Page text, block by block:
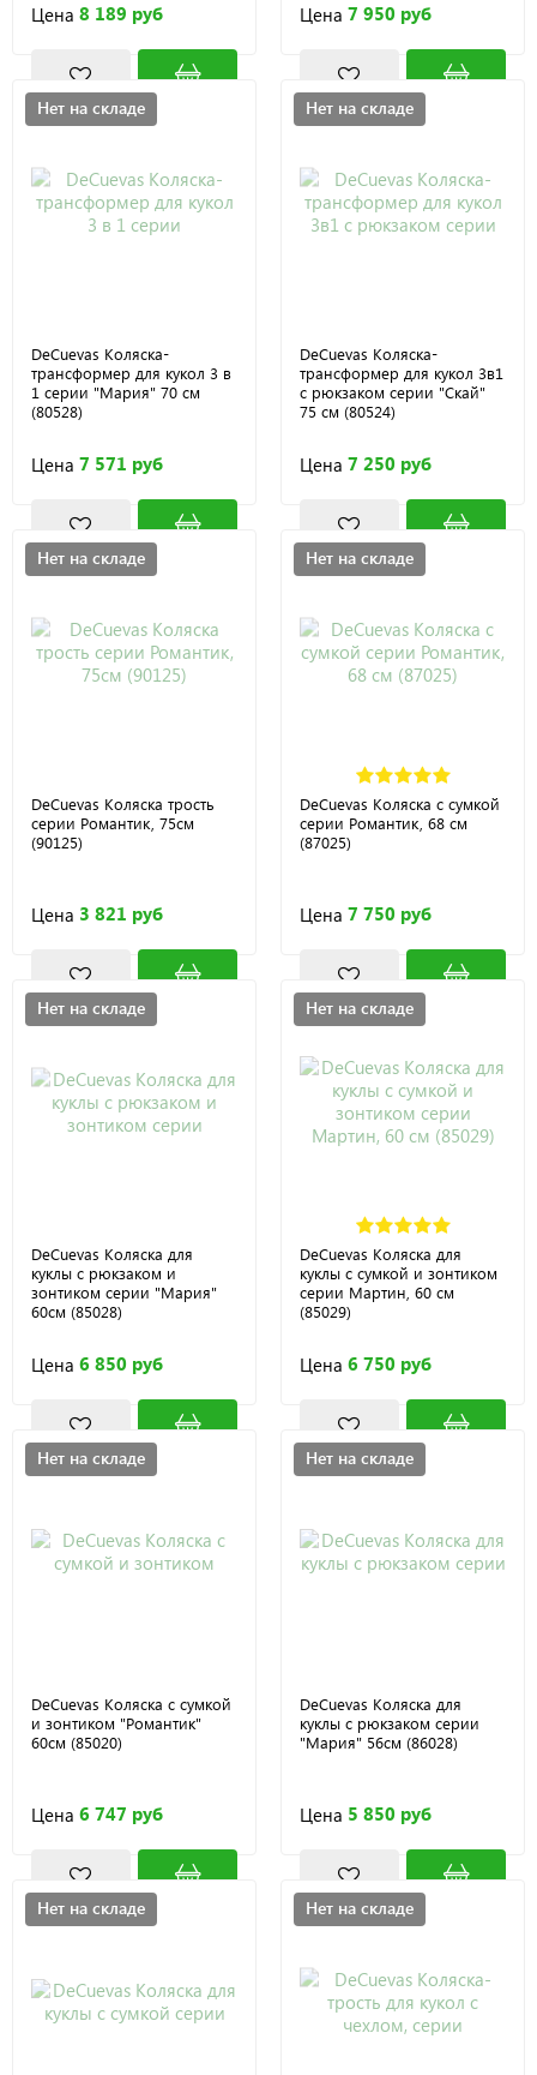
Цена 8 189 руб Цена 7 950 руб
Нет на складе
DeCuevas Коляска-
трансформер для кукол 3 в
1 серии "Мария" 70 см
(80528)
Цена 7 571 руб
Нет на складе
DeCuevas Коляска-
трансформер для кукол 3в1
с рюкзаком серии "Скай"
75 см (80524)
Цена 7 250 руб
Нет на складе
DeCuevas Коляска трость
серии Романтик, 75см
(90125)
Цена 3 821 руб
Нет на складе
DeCuevas Коляска с сумкой
серии Романтик, 68 см
(87025)
Цена 7 750 руб
Нет на складе
DeCuevas Коляска для
куклы с рюкзаком и
зонтиком серии "Мария"
60см (85028)
Цена 6 850 руб
Нет на складе
DeCuevas Коляска для
куклы с сумкой и зонтиком
серии Мартин, 60 см
(85029)
Цена 6 750 руб
Нет на складе
DeCuevas Коляска с сумкой
и зонтиком "Романтик"
60см (85020)
Цена 6 747 руб
Нет на складе
DeCuevas Коляска для
куклы с рюкзаком серии
"Мария" 56см (86028)
Цена 5 850 руб
Нет на складе Нет на складе